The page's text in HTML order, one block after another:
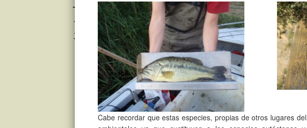
Cabe recordar que estas especies, propias de otros lugares